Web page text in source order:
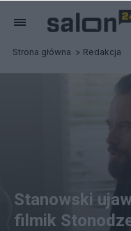
Strona główna Redakcja
Stanowski
filmik